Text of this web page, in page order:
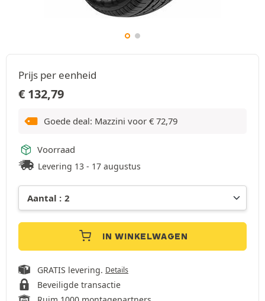
Prijs per eenheid
€ 132,79
Goede deal: Mazzini voor € 72,79
Voorraad
Levering 13 - 17 augustus
IN WINKELWAGEN
GRATIS levering. Details
Beveiligde transactie